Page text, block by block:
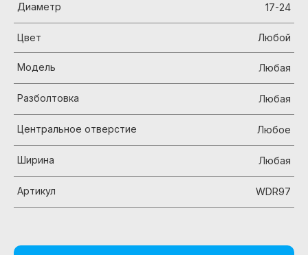
Диаметр 17-24
Цвет Любой
Модель Любая
Разболтовка Любая
Центральное отверстие Любое
Ширина Любая
Артикул WDR97